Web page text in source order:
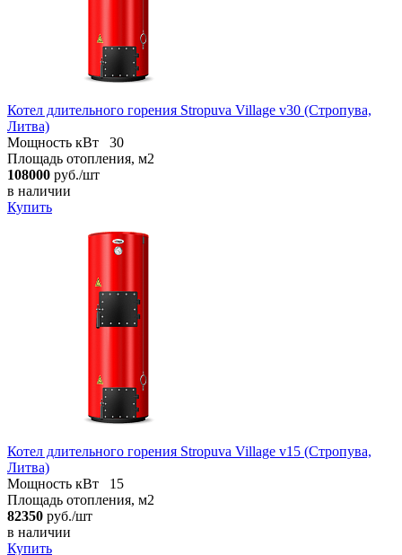
Котел длительного горения Stropuva Village v30 (Стропува,
Литва)
Мощность кВт
30
Площадь отопления, м2
108000 руб./шт
в наличии
Купить
Котел длительного горения Stropuva Village v15 (Стропува,
Литва)
Мощность кВт
15
Площадь отопления, м2
82350 руб./шт
в наличии
Купить